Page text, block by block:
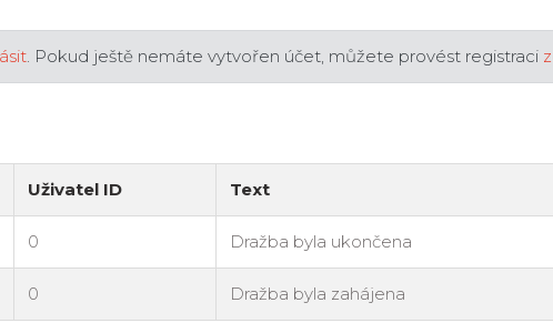
. Pokud ještě nemáte vytvořen účet, můžete provést registraci